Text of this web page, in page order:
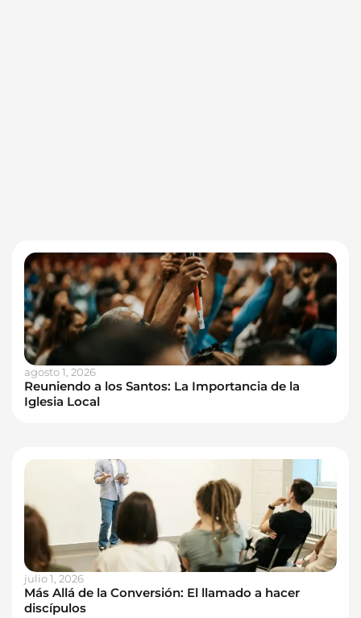
agosto 1, 2026
Reuniendo a los Santos: La Importancia de la
Iglesia Local
julio 1, 2026
Más Allá de la Conversión: El llamado a hacer
discípulos